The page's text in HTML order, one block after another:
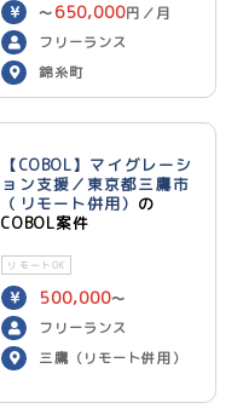
〜 650,000円／月
フリーランス
錦糸町
【COBOL】マイグレーシ
ョン支援／東京都三鷹市
（リモート併用） の
COBOL案件
リモートOK
500,000〜
600,000 円／月
フリーランス
三鷹（リモート併用）